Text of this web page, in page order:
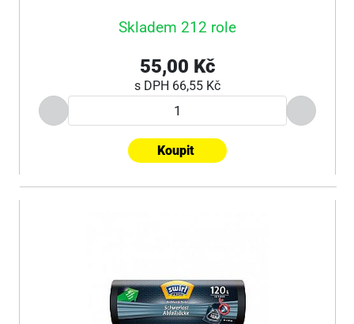
Skladem 212 role
55,00 Kč
s DPH 66,55 Kč
Koupit